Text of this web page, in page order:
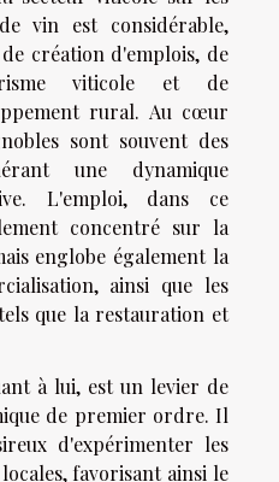
vin est considérable,
création d'emplois, de
viticole et de
rural. Au cœur
sont souvent des
une dynamique
L'emploi, dans ce
concentré sur la
englobe également la
ainsi que les
que la restauration et
à lui, est un levier de
de premier ordre. Il
d'expérimenter les
favorisant ainsi le